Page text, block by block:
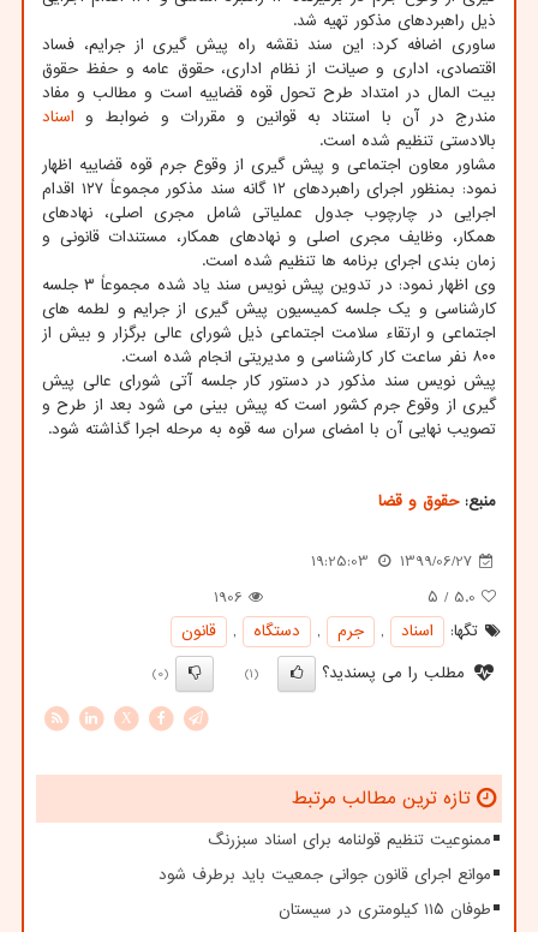
ذیل راهبردهای مذکور تهیه شد.
ساوری اضافه کرد: این سند نقشه راه پیش گیری از جرایم، فساد
اقتصادی، اداری و صیانت از نظام اداری، حقوق عامه و حفظ حقوق
بیت المال در امتداد طرح تحول قوه قضاییه است و مطالب و مفاد
مندرج در آن با استناد به قوانین و مقررات و ضوابط و اسناد
بالادستی تنظیم شده است.
مشاور معاون اجتماعی و پیش گیری از وقوع جرم قوه قضاییه اظهار
نمود: بمنظور اجرای راهبردهای ۱۲ گانه سند مذکور مجموعاً ۱۲۷ اقدام
اجرایی در چارچوب جدول عملیاتی شامل مجری اصلی، نهادهای
همکار، وظایف مجری اصلی و نهادهای همکار، مستندات قانونی و
زمان بندی اجرای برنامه ها تنظیم شده است.
وی اظهار نمود: در تدوین پیش نویس سند یاد شده مجموعاً ۳ جلسه
کارشناسی و یک جلسه کمیسیون پیش گیری از جرایم و لطمه های
اجتماعی و ارتقاء سلامت اجتماعی ذیل شورای عالی برگزار و بیش از
۸۰۰ نفر ساعت کار کارشناسی و مدیریتی انجام شده است.
پیش نویس سند مذکور در دستور کار جلسه آتی شورای عالی پیش
گیری از وقوع جرم کشور است که پیش بینی می شود بعد از طرح و
تصویب نهایی آن با امضای سران سه قوه به مرحله اجرا گذاشته شود.
منبع:حقوق و قضا
1399/06/27
19:25:03
5.0 / ۵
1906
تگها:
اسناد , جرم , دستگاه ,
قانون
مطلب را می پسندید؟
(1)
(0)
X
تازه ترین مطالب مرتبط
ممنوعیت تنظیم قولنامه برای اسناد سبزرنگ
موانع اجرای قانون جوانی جمعیت باید برطرف شود
طوفان ۱۱۵ کیلومتری در سیستان